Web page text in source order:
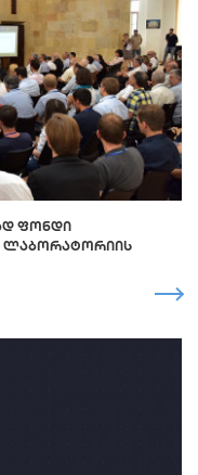
ᲤᲝᲜᲓᲘ
ᲚᲐᲑᲝᲠᲐᲢᲝᲠᲘᲘᲡ